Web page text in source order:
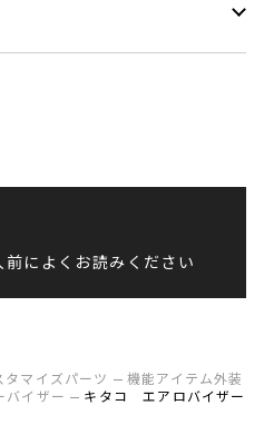
によくお読みください
マイズパーツ
機能アイテム外装
バイザー
キタコ エアロバイザー